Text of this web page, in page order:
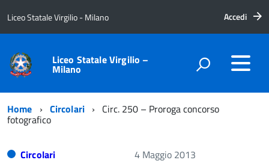
Liceo Statale Virgilio - Milano Accedi
Liceo Statale Virgilio –
Milano
Home Circolari Circ. 250 – Proroga concorso
fotografico
Circolari 4 Maggio 2013